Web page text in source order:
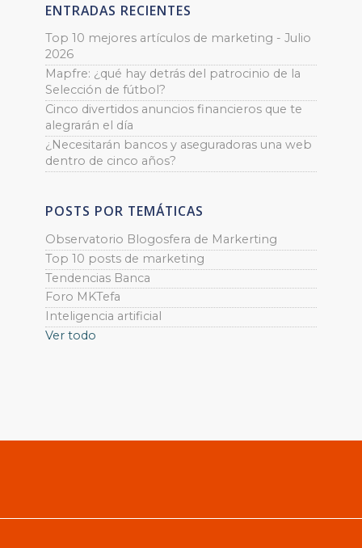
ENTRADAS RECIENTES
Top 10 mejores artículos de marketing - Julio
2026
Mapfre: ¿qué hay detrás del patrocinio de la
Selección de fútbol?
Cinco divertidos anuncios financieros que te
alegrarán el día
¿Necesitarán bancos y aseguradoras una web
dentro de cinco años?
POSTS POR TEMÁTICAS
Observatorio Blogosfera de Markerting
Top 10 posts de marketing
Tendencias Banca
Foro MKTefa
Inteligencia artificial
Ver todo